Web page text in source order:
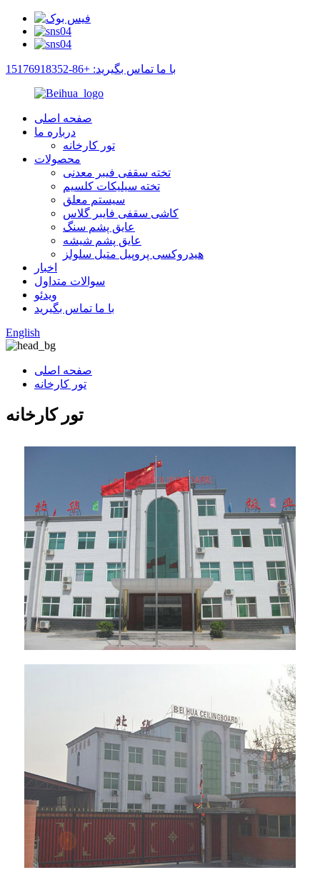
با ما تماس بگیرید: +86-15176918352
صفحه اصلی
درباره ما
تور کارخانه
محصولات
تخته سقفی فیبر معدنی
تخته سیلیکات کلسیم
سیستم معلق
کاشی سقفی فایبر گلاس
عایق پشم سنگ
عایق پشم شیشه
هیدروکسی پروپیل متیل سلولز
اخبار
سوالات متداول
ویدئو
با ما تماس بگیرید
English
صفحه اصلی
تور کارخانه
تور کارخانه